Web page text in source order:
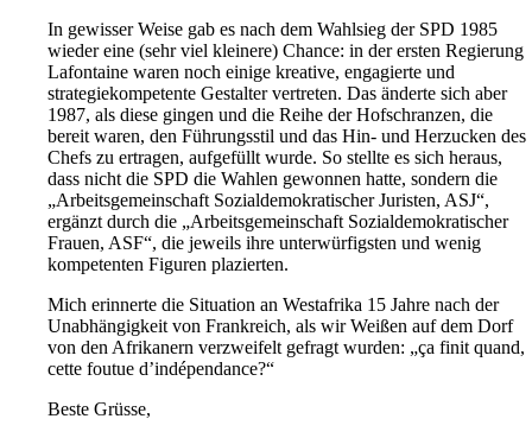
In gewisser Weise gab es nach dem Wahlsieg der SPD 1985
wieder eine (sehr viel kleinere) Chance: in der ersten Regierung
Lafontaine waren noch einige kreative, engagierte und
strategiekompetente Gestalter vertreten. Das änderte sich aber
1987, als diese gingen und die Reihe der Hofschranzen, die
bereit waren, den Führungsstil und das Hin- und Herzucken des
Chefs zu ertragen, aufgefüllt wurde. So stellte es sich heraus,
dass nicht die SPD die Wahlen gewonnen hatte, sondern die
„Arbeitsgemeinschaft Sozialdemokratischer Juristen, ASJ“,
ergänzt durch die „Arbeitsgemeinschaft Sozialdemokratischer
Frauen, ASF“, die jeweils ihre unterwürfigsten und wenig
kompetenten Figuren plazierten.
Mich erinnerte die Situation an Westafrika 15 Jahre nach der
Unabhängigkeit von Frankreich, als wir Weißen auf dem Dorf
von den Afrikanern verzweifelt gefragt wurden: „ça finit quand,
cette foutue d’indépendance?“
Beste Grüsse,